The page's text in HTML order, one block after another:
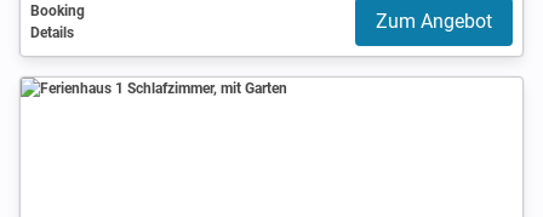
Booking
Details
Zum Angebot